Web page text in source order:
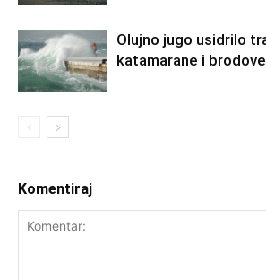
Olujno jugo usidrilo
katamarane i brodove
Komentiraj